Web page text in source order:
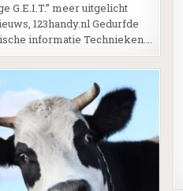
G.E.I.T.” meer uitgelicht
123handy.nl Gedurfde
informatie Technieken….